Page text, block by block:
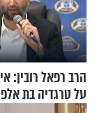
הרב רפאל רובין:
על טרגדיה בת